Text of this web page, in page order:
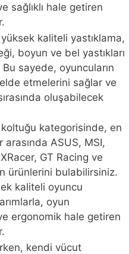
sağlıklı hale getiren
kaliteli yastıklama,
boyun ve bel yastıkları
Bu sayede, oyuncuların
etmelerini sağlar ve
oluşabilecek
koltuğu kategorisinde, en
ASUS, MSI,
GT Racing ve
ürünlerini bulabilirsiniz.
kaliteli oyuncu
oyun
ergonomik hale getiren
kendi vücut